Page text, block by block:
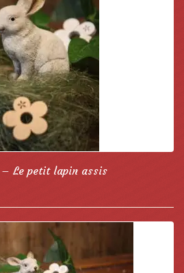
– Le petit lapin assis